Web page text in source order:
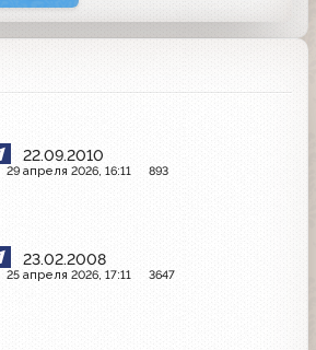
22.09.2010
29 апреля 2026, 16:11 893
23.02.2008
25 апреля 2026, 17:11 3647